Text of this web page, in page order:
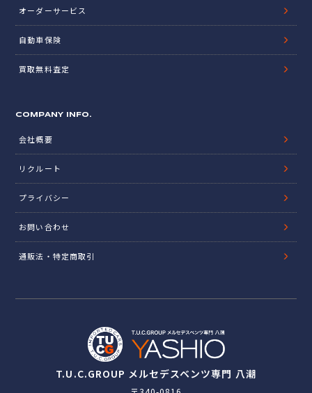
オーダーサービス
自動車保険
買取無料査定
COMPANY INFO.
会社概要
リクルート
プライバシー
お問い合わせ
通販法・特定商取引
T.U.C.GROUP メルセデスベンツ専門 八潮